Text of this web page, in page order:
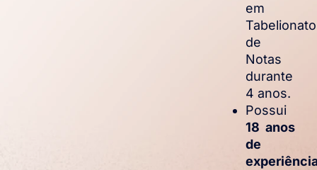
em
Tabelionato
de
Notas
durante
4 anos.
Possui
18 anos
de